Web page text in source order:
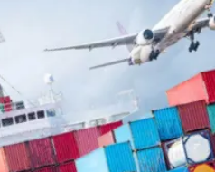
Yazı Tahtaları